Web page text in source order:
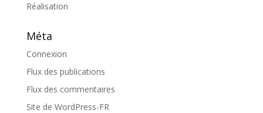
Réalisation
Méta
Connexion
Flux des publications
Flux des commentaires
Site de WordPress-FR